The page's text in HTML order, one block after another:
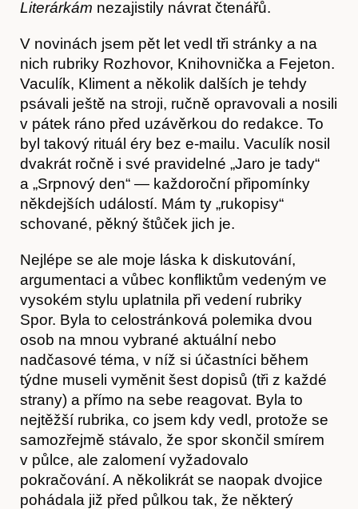
Předplatné
Literárkám nezajistily návrat čtenářů.
V novinách jsem pět let vedl tři stránky a na
nich rubriky Rozhovor, Knihovnička a Fejeton.
Vaculík, Kliment a několik dalších je tehdy
psávali ještě na stroji, ručně opravovali a nosili
v pátek ráno před uzávěrkou do redakce. To
byl takový rituál éry bez e-mailu. Vaculík nosil
dvakrát ročně i své pravidelné „Jaro je tady“
a „Srpnový den“ — každoroční připomínky
někdejších událostí. Mám ty „rukopisy“
schované, pěkný štůček jich je.
Nejlépe se ale moje láska k diskutování,
argumentaci a vůbec konfliktům vedeným ve
vysokém stylu uplatnila při vedení rubriky
Spor. Byla to celostránková polemika dvou
osob na mnou vybrané aktuální nebo
nadčasové téma, v níž si účastníci během
týdne museli vyměnit šest dopisů (tři z každé
strany) a přímo na sebe reagovat. Byla to
nejtěžší rubrika, co jsem kdy vedl, protože se
samozřejmě stávalo, že spor skončil smírem
v půlce, ale zalomení vyžadovalo
pokračování. A několikrát se naopak dvojice
pohádala již před půlkou tak, že některý